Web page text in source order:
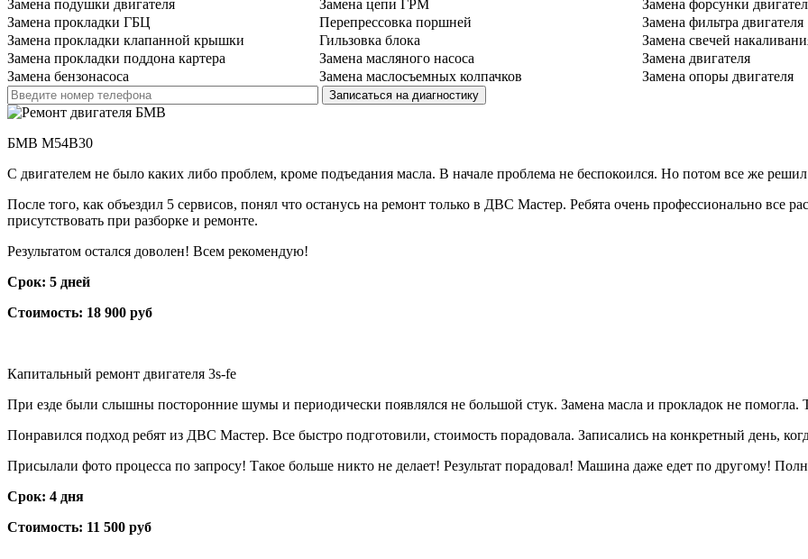
Замена подушки двигателя
Замена цепи ГРМ
Замена форсунки
Замена прокладки ГБЦ
Перепрессовка поршней
Замена фильтра двигателя
Замена прокладки клапанной крышки
Гильзовка блока
Замена свечей
Замена прокладки поддона картера
Замена масляного насоса
Замена двигателя
Замена бензонасоса
Замена маслосъемных колпачков Замена опоры двигателя
БМВ М54B30
С двигателем не было каких либо проблем, кроме подъедания масла. В начале проблема не беспокоился. Но потом все же решил
После того, как объездил 5 сервисов, понял что останусь на ремонт только в ДВС Мастер. Ребята очень профессионально все
присутствовать при разборке и ремонте.
Результатом остался доволен! Всем рекомендую!
Срок: 5 дней
Стоимость: 18 900 руб
Капитальный ремонт двигателя 3s-fe
При езде были слышны посторонние шумы и периодически появлялся не большой стук. Замена масла и прокладок не помогла.
Понравился подход ребят из ДВС Мастер. Все быстро подготовили, стоимость порадовала. Записались на конкретный день,
Присылали фото процесса по запросу! Такое больше никто не делает! Результат порадовал! Машина даже едет по другому!
Срок: 4 дня
Стоимость: 11 500 руб